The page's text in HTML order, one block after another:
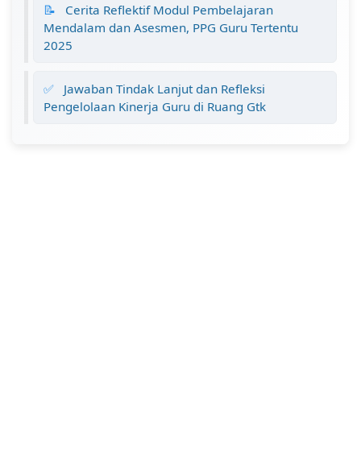
📝
Cerita Reflektif Modul Pembelajaran
Mendalam dan Asesmen, PPG Guru Tertentu
2025
✅
Jawaban Tindak Lanjut dan Refleksi
Pengelolaan Kinerja Guru di Ruang Gtk